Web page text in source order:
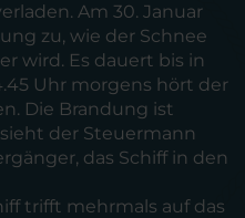
Am 30. Januar
zu, wie der Schnee
wird. Es dauert bis in
Uhr morgens hört der
Die Brandung ist
der Steuermann
das Schiff in den
trifft mehrmals auf das